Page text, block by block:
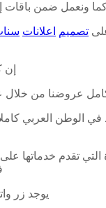
ونعمل ضمن باقات
تصميم اعلانات
كامل عروضنا من خلال
في الوطن العربي
التي تقدم خدماتها
يوجد زر